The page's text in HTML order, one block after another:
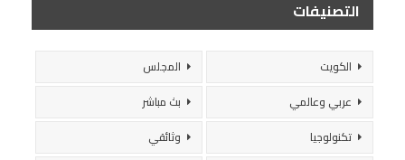
التصنيفات
الكويت
المجلس
عربي وعالمي
بث مباشر
تكنولوجيا
وثائقي